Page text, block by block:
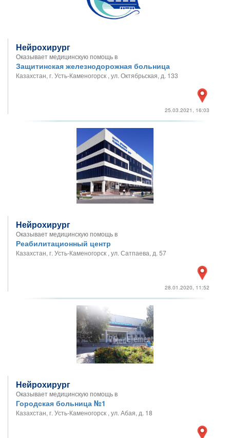
Нейрохирург
Оказывает медицинскую помощь в
Защитинская железнодорожная больница
Казахстан, г. Усть-Каменогорск , ул. Октябрьская, д. 133
25.03.2021, 16:03
Нейрохирург
Оказывает медицинскую помощь в
Реабилитационный центр
Казахстан, г. Усть-Каменогорск , ул. Сатпаева, д. 57
28.01.2020, 11:52
Нейрохирург
Оказывает медицинскую помощь в
Городская больница №1
Казахстан, г. Усть-Каменогорск , ул. Абая, д. 18